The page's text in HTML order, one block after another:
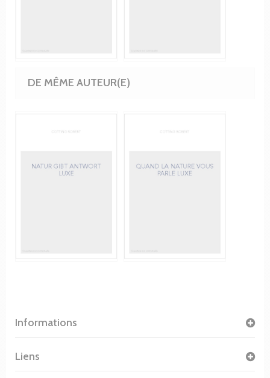
DE MÊME AUTEUR(E)
Informations
Liens